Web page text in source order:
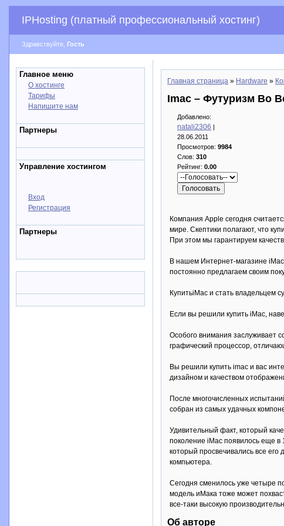
IPHosting (платный профессиональный хостинг)
Здравствуйте, Гость
Главное меню
О хостинге
Тарифы
Напишите нам
Партнеры
Управление хостингом
Вход
Регистрация
Партнеры
Главная страница » Hardware »
Imac – Футуризм Во
Добавлено:
natali2306 |
28.06.2011
Просмотров: 9984
Слов: 310
Рейтинг: 0.00
Компания Apple сегодня
мире. Скептики полагают, что
При этом мы гарантируем
В нашем Интернет-магазине
постоянно предлагаем своим
КупитьiMac и стать владельцем
Если вы решили купить iMac,
Особого внимания заслуживает
графический процессор,
Вы решили купить imac и вас
дизайном и качеством
После многочисленных
собран из самых удачных
Удивительный факт, который
поколение iMac появилось еще в
который просвечивались все
компьютера.
Сегодня сменилось уже четыре
модель иМака тоже может
все-таки высокую
Об авторе